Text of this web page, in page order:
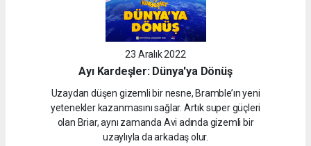
23 Aralık 2022
Ayı Kardeşler: Dünya'ya Dönüş
Uzaydan düşen gizemli bir nesne, Bramble’ın yeni
yetenekler kazanmasını sağlar. Artık super güçleri
olan Briar, aynı zamanda Avi adında gizemli bir
uzaylıyla da arkadaş olur.